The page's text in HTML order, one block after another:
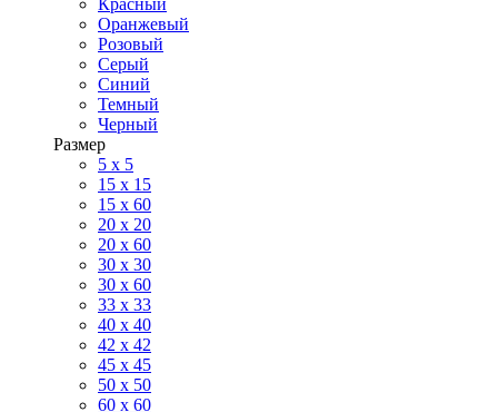
Красный
Оранжевый
Розовый
Серый
Синий
Темный
Черный
Размер
5 x 5
15 x 15
15 x 60
20 х 20
20 x 60
30 х 30
30 x 60
33 x 33
40 х 40
42 x 42
45 x 45
50 x 50
60 х 60